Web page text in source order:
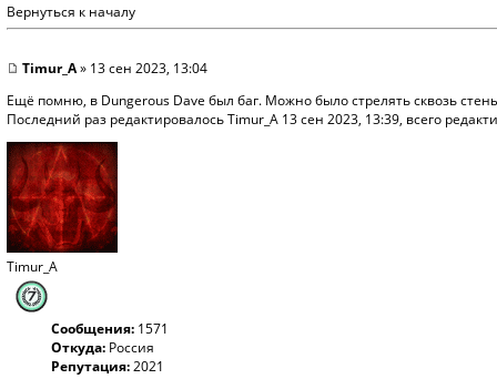
Вернуться к началу
Timur_A» 13 сен 2023, 13:04
Ещё помню, в Dungerous Dave был баг. Можно было стрелять сквозь
Последний раз редактировалосьTimur_A 13 сен 2023, 13:39, всего
Timur_A
Сообщения: 1571
Откуда: Россия
Репутация:2021